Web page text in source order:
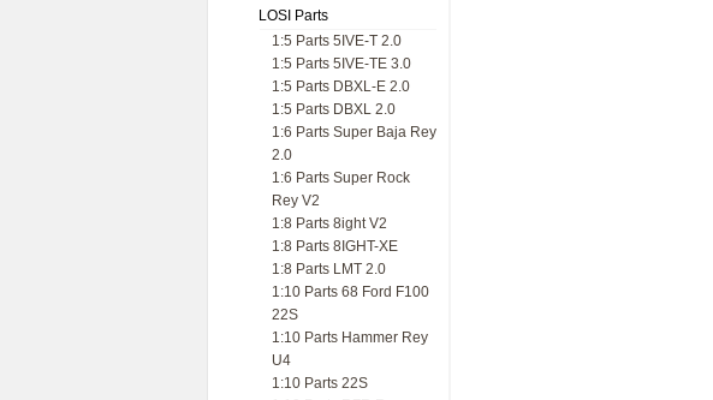
LOSI Parts
1:5 Parts 5IVE-T 2.0
1:5 Parts 5IVE-TE 3.0
1:5 Parts DBXL-E 2.0
1:5 Parts DBXL 2.0
1:6 Parts Super Baja Rey
2.0
1:6 Parts Super Rock
Rey V2
1:8 Parts 8ight V2
1:8 Parts 8IGHT-XE
1:8 Parts LMT 2.0
1:10 Parts 68 Ford F100
22S
1:10 Parts Hammer Rey
U4
1:10 Parts 22S